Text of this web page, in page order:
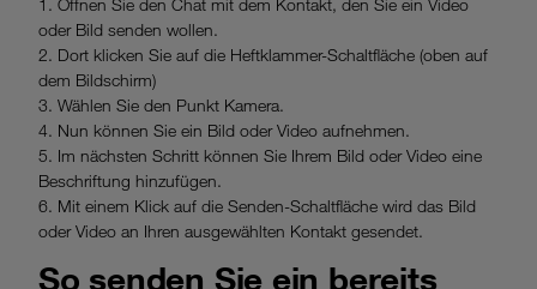
oder Bild senden wollen.
2. Dort klicken Sie auf die Heftklammer-Schaltfläche (oben auf
dem Bildschirm)
3. Wählen Sie den Punkt Kamera.
4. Nun können Sie ein Bild oder Video aufnehmen.
5. Im nächsten Schritt können Sie Ihrem Bild oder Video eine
Beschriftung hinzufügen.
6. Mit einem Klick auf die Senden-Schaltfläche wird das Bild
oder Video an Ihren ausgewählten Kontakt gesendet.
So senden Sie ein bereits